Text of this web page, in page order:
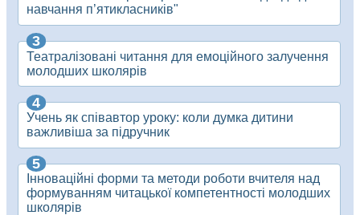
навчання п’ятикласників"
Театралізовані читання для емоційного залучення
молодших школярів
Учень як співавтор уроку: коли думка дитини
важливіша за підручник
Інноваційні форми та методи роботи вчителя над
формуванням читацької компетентності молодших
школярів